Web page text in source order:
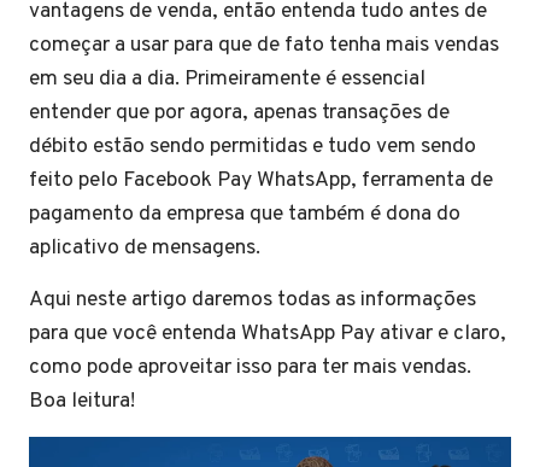
vantagens de venda, então entenda tudo antes de
começar a usar para que de fato tenha mais vendas
em seu dia a dia. Primeiramente é essencial
entender que por agora, apenas transações de
débito estão sendo permitidas e tudo vem sendo
feito pelo Facebook Pay WhatsApp, ferramenta de
pagamento da empresa que também é dona do
aplicativo de mensagens.
Aqui neste artigo daremos todas as informações
para que você entenda WhatsApp Pay ativar e claro,
como pode aproveitar isso para ter mais vendas.
Boa leitura!